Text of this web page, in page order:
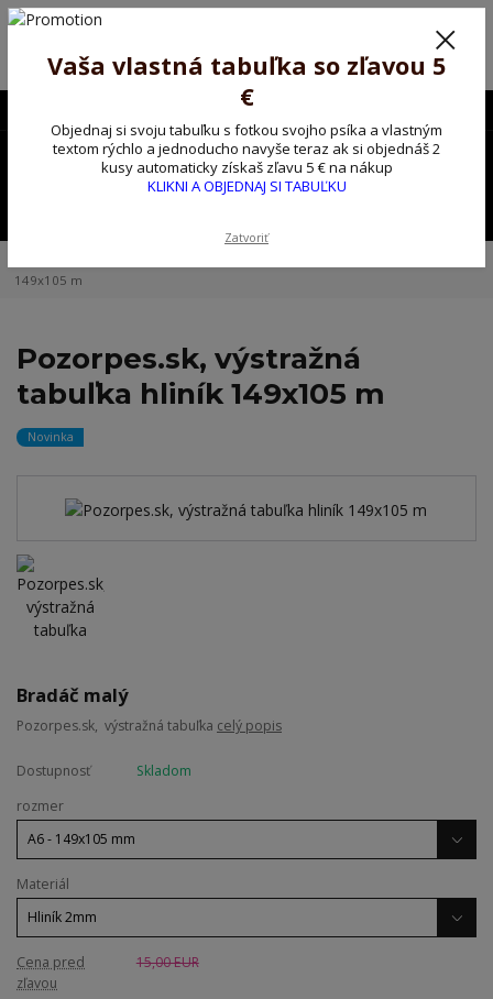
Poprosíme ctených zákazníkov o trpezlivosť, v tomto období máme
Preto sme Vám pripravili malý darček ako ospravedlnenie.
!!! ZĽAVA 5€ na PRVÚ objednávku nad 30€ s kódom pozorpes5 !!!
0,00 EUR
149x105 m
Pozorpes.sk, výstražná
tabuľka hliník 149x105 m
Novinka
Bradáč malý
Pozorpes.sk, výstražná tabuľka celý popis
Dostupnosť
Skladom
rozmer
Materiál
Cena pred
zľavou
15,00 EUR
Vaša vlastná tabuľka so zľavou 5
€
Objednaj si svoju tabuľku s fotkou svojho psíka a vlastným
textom rýchlo a jednoducho navyše teraz ak si objednáš 2
kusy automaticky získaš zľavu 5 € na nákup
KLIKNI A OBJEDNAJ SI TABUĽKU
Zatvoriť